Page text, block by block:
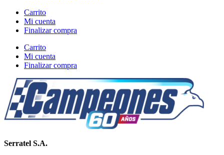
Carrito
Mi cuenta
Finalizar compra
Carrito
Mi cuenta
Finalizar compra
Serratel S.A.